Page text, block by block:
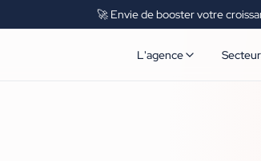
🚀 Envie de booster votre
L'agence